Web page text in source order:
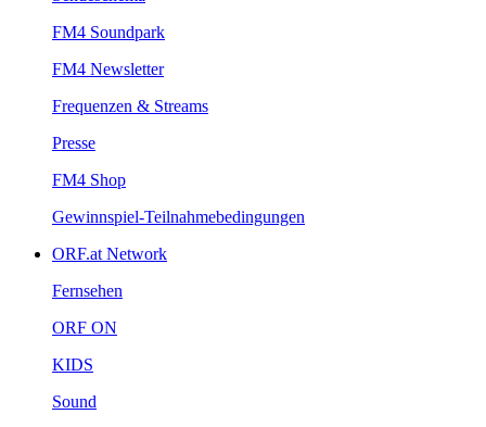
FM4Soundpark
FM4Newsletter
Frequenzen&Streams
Presse
FM4Shop
Gewinnspiel-Teilnahmebedingungen
ORF.atNetwork
Fernsehen
ORFON
KIDS
Sound